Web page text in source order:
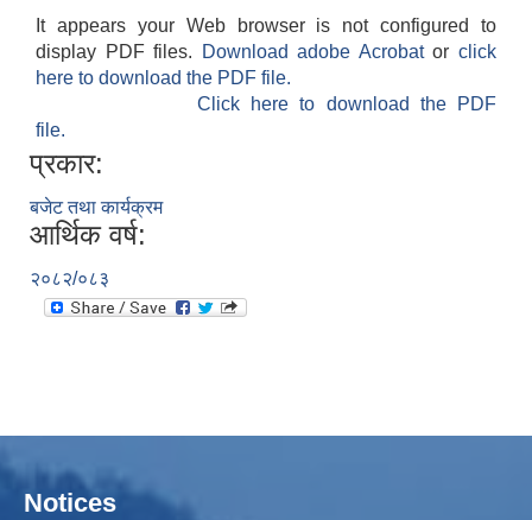
It appears your Web browser is not configured to
display PDF files.
Download adobe Acrobatorclick
here to download the PDF file.
Click here to download the PDF
file.
प्रकार:
बजेट तथा कार्यक्रम
आर्थिक वर्ष:
२०८२/०८३
Notices